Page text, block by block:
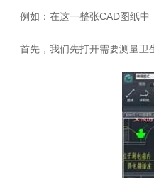
例如：在这一整张CAD图纸
首先，我们先打开需要测量卫